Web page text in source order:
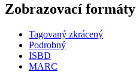
Zobrazovací formáty
Tagovaný zkrácený
Podrobný
ISBD
MARC